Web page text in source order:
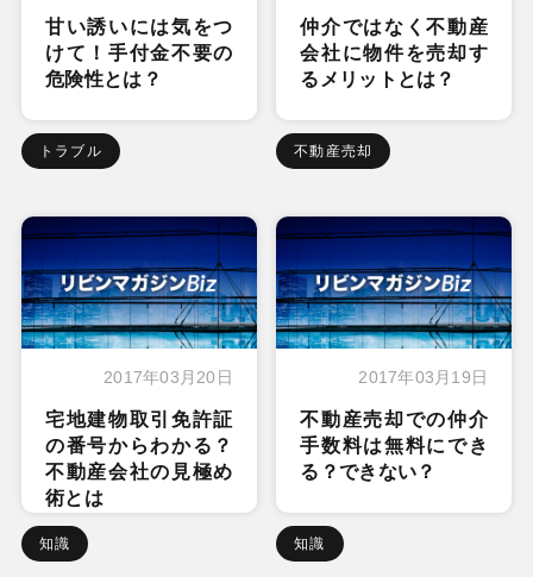
甘い誘いには気をつ
けて！手付金不要の
危険性とは？
トラブル
仲介ではなく不動産
会社に物件を売却す
るメリットとは？
不動産売却
2017年03月20日
宅地建物取引免許証
の番号からわかる？
不動産会社の見極め
術とは
知識
2017年03月19日
不動産売却での仲介
手数料は無料にでき
る？できない？
知識